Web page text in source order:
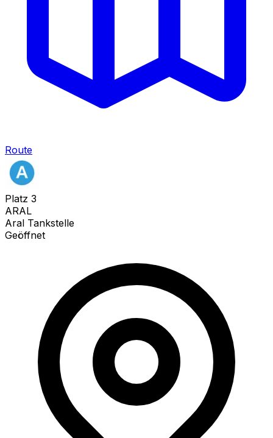
Route
Platz 3
ARAL
Aral Tankstelle
Geöffnet